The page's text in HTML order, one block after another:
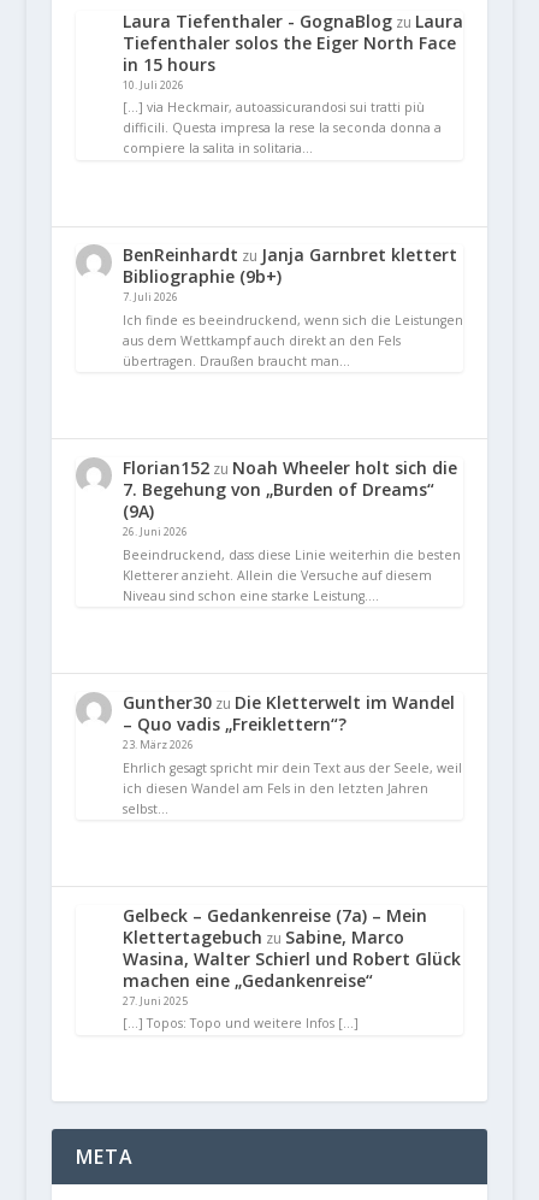
Laura Tiefenthaler - GognaBlogzu Laura
Tiefenthaler solos the Eiger North Face
in 15 hours
10. Juli 2026
[…] via Heckmair, autoassicurandosi sui tratti più
difficili. Questa impresa la rese la seconda donna a
compiere la salita in solitaria…
BenReinhardt zu Janja Garnbret klettert
Bibliographie (9b+)
7. Juli 2026
Ich finde es beeindruckend, wenn sich die Leistungen
aus dem Wettkampf auch direkt an den Fels
übertragen. Draußen braucht man…
Florian152zu Noah Wheeler holt sich die
7. Begehung von „Burden of Dreams“
(9A)
26. Juni 2026
Beeindruckend, dass diese Linie weiterhin die besten
Kletterer anzieht. Allein die Versuche auf diesem
Niveau sind schon eine starke Leistung.…
Gunther30zu Die Kletterwelt im Wandel
– Quo vadis „Freiklettern“?
23. März 2026
Ehrlich gesagt spricht mir dein Text aus der Seele, weil
ich diesen Wandel am Fels in den letzten Jahren
selbst…
Gelbeck – Gedankenreise (7a) – Mein
Klettertagebuch zu Sabine, Marco
Wasina, Walter Schierl und Robert Glück
machen eine „Gedankenreise“
27. Juni 2025
[…] Topos: Topo und weitere Infos […]
META